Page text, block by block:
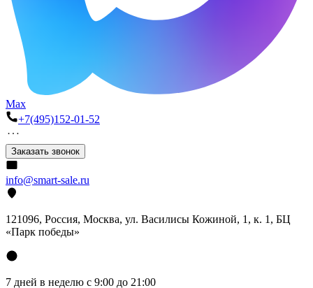
Max
+7(495)152-01-52
Заказать звонок
info@smart-sale.ru
121096, Россия, Москва, ул. Василисы Кожиной, 1, к. 1, БЦ
«Парк победы»
7 дней в неделю с 9:00 до 21:00